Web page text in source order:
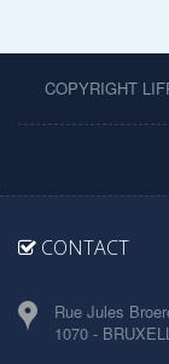
COPYRIGHT
CONTACT
Rue Jules
1070 -